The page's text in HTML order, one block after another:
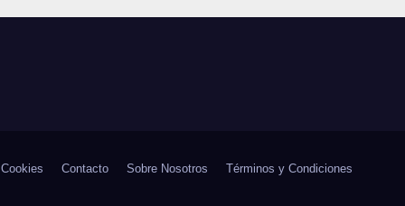
Contacto Sobre Nosotros Términos y Condiciones